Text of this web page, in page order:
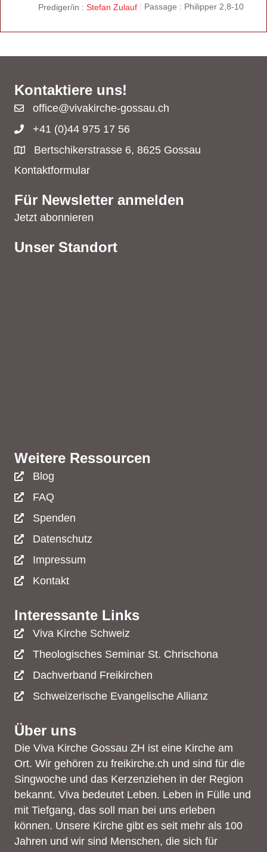
Prediger/in : Stefan Zulauf Passage : Philipper 2,8-10
Kontaktiere uns!
office@vivakirche-gossau.ch
+41 (0)44 975 17 56
Bertschikerstrasse 6, 8625 Gossau
Kontaktformular
Für Newsletter anmelden
Jetzt abonnieren
Unser Standort
Weitere Ressourcen
Blog
FAQ
Spenden
Datenschutz
Impressum
Kontakt
Interessante Links
Viva Kirche Schweiz
Theologisches Seminar St. Chrischona
Dachverband Freikirchen
Schweizerische Evangelische Allianz
Über uns
Die Viva Kirche Gossau ZH ist eine Kirche am
Ort. Wir gehören zu freikirche.ch und sind für die
Singwoche und das Kerzenziehen in der Region
bekannt. Viva bedeutet Leben. Leben in Fülle und
mit Tiefgang, das soll man bei uns erleben
können. Unsere Kirche gibt es seit mehr als 100
Jahren und wir sind Menschen, die sich für